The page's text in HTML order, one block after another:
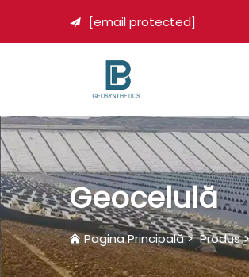
 [email protected]
Geocelulă
Pagina Principală>Produs